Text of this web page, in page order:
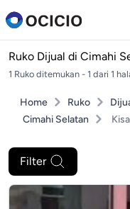
Ruko Dijual di Cimahi
1 Ruko ditemukan - 1 dari 1
Home Ruko
Cimahi Selatan
Filter